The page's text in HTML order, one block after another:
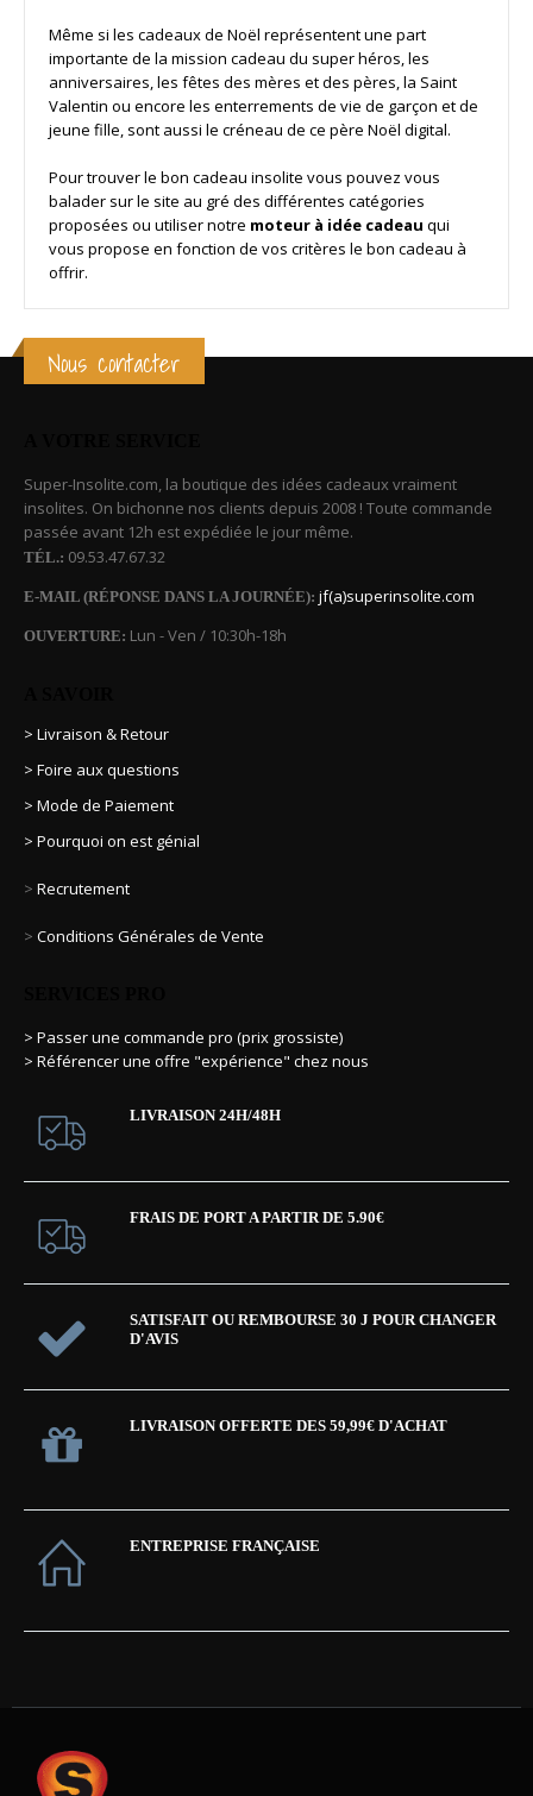
Même si les cadeaux de Noël représentent une part
importante de la mission cadeau du super héros, les
anniversaires, les fêtes des mères et des pères, la Saint
Valentin ou encore les enterrements de vie de garçon et de
jeune fille, sont aussi le créneau de ce père Noël digital.
Pour trouver le bon cadeau insolite vous pouvez vous
balader sur le site au gré des différentes catégories
proposées ou utiliser notre moteur à idée cadeau qui
vous propose en fonction de vos critères le bon cadeau à
offrir.
Nous contacter
Super-Insolite.com, la boutique des idées cadeaux vraiment
insolites. On bichonne nos clients depuis 2008 ! Toute commande
passée avant 12h est expédiée le jour même.
TÉL.: 09.53.47.67.32
E-MAIL (RÉPONSE DANS LA JOURNÉE): jf(a)superinsolite.com
OUVERTURE: Lun - Ven / 10:30h-18h
> Livraison & Retour
> Foire aux questions
> Mode de Paiement
> Pourquoi on est génial
> Recrutement
> Conditions Générales de Vente
> Passer une commande pro (prix grossiste)
> Référencer une offre "expérience" chez nous
LIVRAISON 24H/48H
FRAIS DE PORT A PARTIR DE 5.90€
SATISFAIT OU REMBOURSE 30 J POUR CHANGER
D'AVIS
LIVRAISON OFFERTE DES 59,99€ D'ACHAT
ENTREPRISE FRANÇAISE